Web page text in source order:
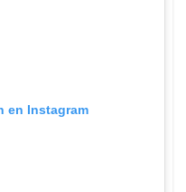
en Instagram